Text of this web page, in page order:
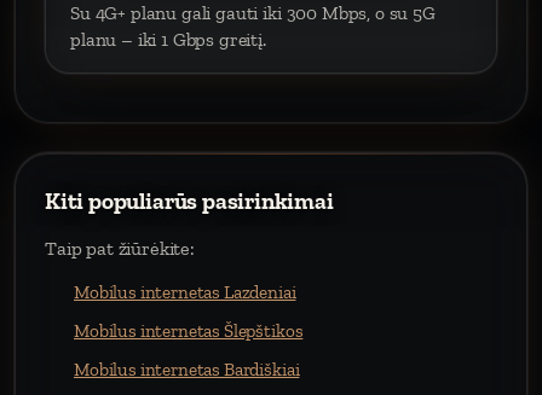
Su 4G+ planu gali gauti iki 300 Mbps, o su 5G
planu – iki 1 Gbps greitį.
Kiti populiarūs pasirinkimai
Taip pat žiūrėkite:
Mobilus internetas Lazdeniai
Mobilus internetas Šlepštikos
Mobilus internetas Bardiškiai